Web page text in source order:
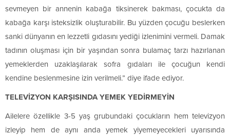
sevmeyen bir annenin kabağa tiksinerek bakması, çocukta da
kabağa karşı isteksizlik oluşturabilir. Bu yüzden çocuğu beslerken
sanki dünyanın en lezzetli gıdasını yediği izlenimini vermeli. Damak
tadının oluşması için bir yaşından sonra bulamaç tarzı hazırlanan
yemeklerden uzaklaşılarak sofra gıdaları ile çocuğun kendi
kendine beslenmesine izin verilmeli.” diye ifade ediyor.
TELEVİZYON KARŞISINDA YEMEK YEDİRMEYİN
Ailelere özellikle 3-5 yaş grubundaki çocukların hem televizyon
izleyip hem de aynı anda yemek yiyemeyecekleri uyarısında